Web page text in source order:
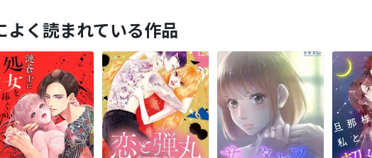
よく読まれている作品